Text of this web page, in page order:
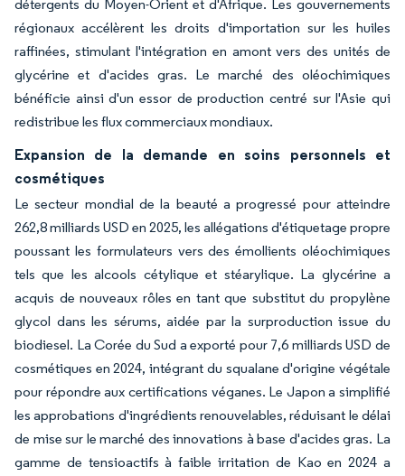
détergents du Moyen-Orient et d'Afrique. Les gouvernements
régionaux accélèrent les droits d'importation sur les huiles
raffinées, stimulant l'intégration en amont vers des unités de
glycérine et d'acides gras. Le marché des oléochimiques
bénéficie ainsi d'un essor de production centré sur l'Asie qui
redistribue les flux commerciaux mondiaux.
Expansion de la demande en soins personnels et
cosmétiques
Le secteur mondial de la beauté a progressé pour atteindre
262,8 milliards USD en 2025, les allégations d'étiquetage propre
poussant les formulateurs vers des émollients oléochimiques
tels que les alcools cétylique et stéarylique. La glycérine a
acquis de nouveaux rôles en tant que substitut du propylène
glycol dans les sérums, aidée par la surproduction issue du
biodiesel. La Corée du Sud a exporté pour 7,6 milliards USD de
cosmétiques en 2024, intégrant du squalane d'origine végétale
pour répondre aux certifications véganes. Le Japon a simplifié
les approbations d'ingrédients renouvelables, réduisant le délai
de mise sur le marché des innovations à base d'acides gras. La
gamme de tensioactifs à faible irritation de Kao en 2024 a